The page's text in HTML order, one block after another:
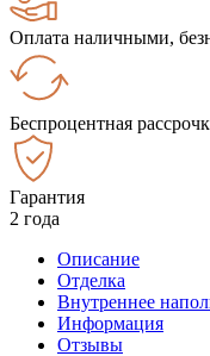
Оплата наличными,
Беспроцентная
Гарантия
2 года
Описание
Отделка
Внутреннее
Информация
Отзывы